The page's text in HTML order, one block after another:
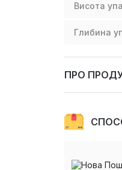
Висота
Глибина
ПРО